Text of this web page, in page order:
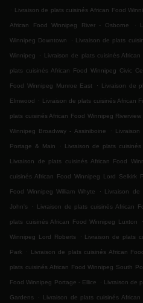
. Livraison de plats cuisinés African Food
African Food Winnipeg River - Osborne .
Winnipeg Downtown . Livraison de plats
Winnipeg . Livraison de plats cuisinés
plats cuisinés African Food Winnipeg Civic
Food Winnipeg Munroe East . Livraison de
Elmwood . Livraison de plats cuisinés African
plats cuisinés African Food Winnipeg Riverview
Winnipeg Broadway - Assiniboine .
Portage & Main . Livraison de plats
Livraison de plats cuisinés African Food
cuisinés African Food Winnipeg Lord Selkirk
Food Winnipeg William Whyte . Livraison de
John's . Livraison de plats cuisinés African
plats cuisinés African Food Winnipeg Luxton .
Winnipeg Lord Roberts . Livraison de plats
Park . Livraison de plats cuisinés African
plats cuisinés African Food Winnipeg South
Food Winnipeg Portage - Ellice . Livraison de
Gardens . Livraison de plats cuisinés